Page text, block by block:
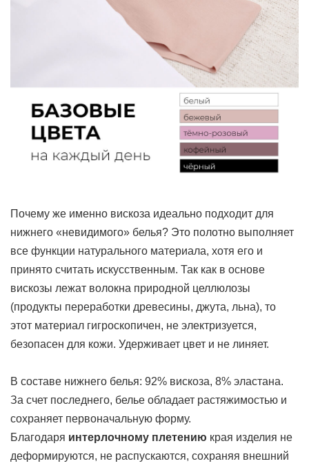
Почему же именно вискоза идеально подходит для
нижнего «невидимого» белья? Это полотно выполняет
все функции натурального материала, хотя его и
принято считать искусственным. Так как в основе
вискозы лежат волокна природной целлюлозы
(продукты переработки древесины, джута, льна), то
этот материал гигроскопичен, не электризуется,
безопасен для кожи. Удерживает цвет и не линяет.
В составе нижнего белья: 92% вискоза, 8% эластана.
За счет последнего, белье обладает растяжимостью и
сохраняет первоначальную форму.
Благодаря интерлочному плетению края изделия не
деформируются, не распускаются, сохраняя внешний